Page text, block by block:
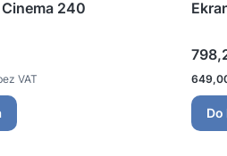
240
VAT
Cena
Cena